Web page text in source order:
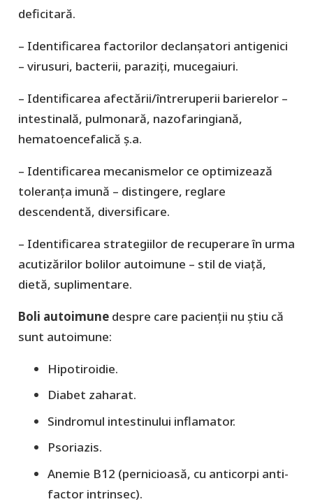
deficitară.
– Identificarea factorilor declanșatori antigenici
– virusuri, bacterii, paraziți, mucegaiuri.
– Identificarea afectării/întreruperii barierelor –
intestinală, pulmonară, nazofaringiană,
hematoencefalică ș.a.
– Identificarea mecanismelor ce optimizează
toleranța imună – distingere, reglare
descendentă, diversificare.
– Identificarea strategiilor de recuperare în urma
acutizărilor bolilor autoimune – stil de viață,
dietă, suplimentare.
Boli autoimunedespre care pacienții nu știu că
sunt autoimune:
Hipotiroidie.
Diabet zaharat.
Sindromul intestinului inflamator.
Psoriazis.
Anemie B12 (pernicioasă, cu anticorpi anti-
factor intrinsec).